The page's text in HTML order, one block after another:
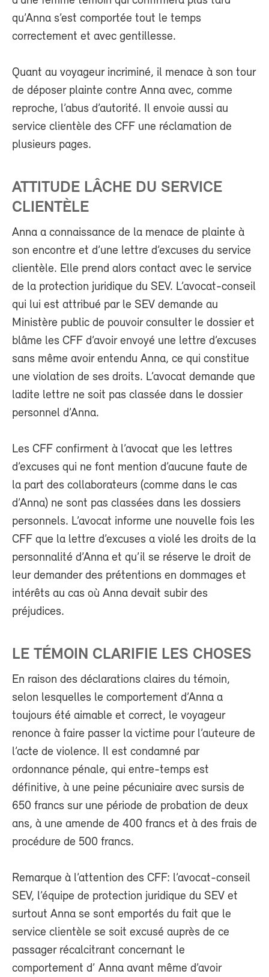
qu’Anna s’est comportée tout le temps
correctement et avec gentillesse.
Quant au voyageur incriminé, il menace à son tour
de déposer plainte contre Anna avec, comme
reproche, l’abus d’autorité. Il envoie aussi au
service clientèle des CFF une réclamation de
plusieurs pages.
ATTITUDE LÂCHE DU SERVICE
CLIENTÈLE
Anna a connaissance de la menace de plainte à
son encontre et d’une lettre d’excuses du service
clientèle. Elle prend alors contact avec le service
de la protection juridique du SEV. L’avocat-conseil
qui lui est attribué par le SEV demande au
Ministère public de pouvoir consulter le dossier et
blâme les CFF d’avoir envoyé une lettre d’excuses
sans même avoir entendu Anna, ce qui constitue
une violation de ses droits. L’avocat demande que
ladite lettre ne soit pas classée dans le dossier
personnel d’Anna.
Les CFF confirment à l’avocat que les lettres
d’excuses qui ne font mention d’aucune faute de
la part des collaborateurs (comme dans le cas
d’Anna) ne sont pas classées dans les dossiers
personnels. L’avocat informe une nouvelle fois les
CFF que la lettre d’excuses a violé les droits de la
personnalité d’Anna et qu’il se réserve le droit de
leur demander des prétentions en dommages et
intérêts au cas où Anna devait subir des
préjudices.
LE TÉMOIN CLARIFIE LES CHOSES
En raison des déclarations claires du témoin,
selon lesquelles le comportement d’Anna a
toujours été aimable et correct, le voyageur
renonce à faire passer la victime pour l’auteure de
l’acte de violence. Il est condamné par
ordonnance pénale, qui entre-temps est
définitive, à une peine pécuniaire avec sursis de
650 francs sur une période de probation de deux
ans, à une amende de 400 francs et à des frais de
procédure de 500 francs.
Remarque à l’attention des CFF: l’avocat-conseil
SEV, l’équipe de protection juridique du SEV et
surtout Anna se sont emportés du fait que le
service clientèle se soit excusé auprès de ce
passager récalcitrant concernant le
comportement d’ Anna avant même d’avoir